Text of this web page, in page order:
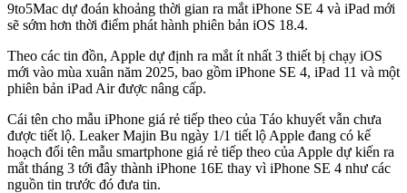
9to5Mac dự đoán khoảng thời gian ra mắt iPhone SE 4 và iPad mới
sẽ sớm hơn thời điểm phát hành phiên bản iOS 18.4.
Theo các tin đồn, Apple dự định ra mắt ít nhất 3 thiết bị chạy iOS
mới vào mùa xuân năm 2025, bao gồm iPhone SE 4, iPad 11 và một
phiên bản iPad Air được nâng cấp.
Cái tên cho mẫu iPhone giá rẻ tiếp theo của Táo khuyết vẫn chưa
được tiết lộ. Leaker Majin Bu ngày 1/1 tiết lộ Apple đang có kế
hoạch đổi tên mẫu smartphone giá rẻ tiếp theo của Apple dự kiến ra
mắt tháng 3 tới đây thành iPhone 16E thay vì iPhone SE 4 như các
nguồn tin trước đó đưa tin.